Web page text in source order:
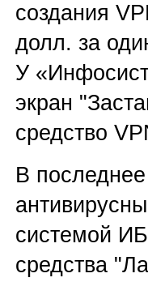
создания
долл. за
У
экран
средство
В
системой
средства